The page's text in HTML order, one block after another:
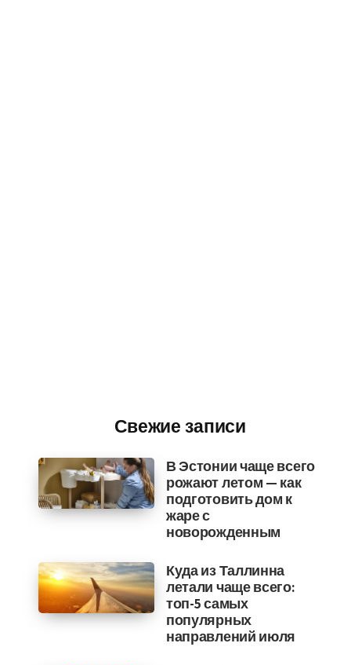
Свежие записи
В Эстонии чаще всего
рожают летом — как
подготовить дом к
жаре с
новорожденным
Куда из Таллинна
летали чаще всего:
топ-5 самых
популярных
направлений июля